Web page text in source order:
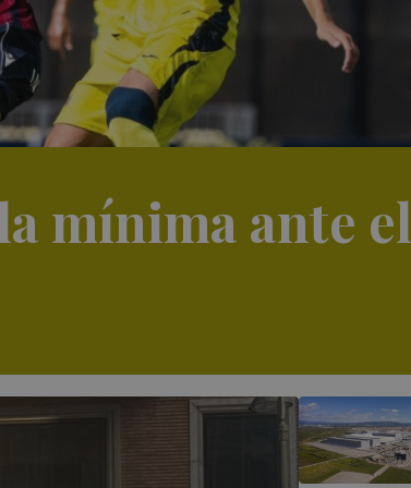
mínima ante el